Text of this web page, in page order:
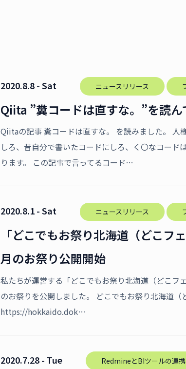
2020.8.8 - Sat ニュースリリース
Qiita ”糞コードは直すな。”を読ん
Qiitaの記事 糞コードは直すな。 を読みました。 人
しろ、昔自分で書いたコードにしろ、く〇なコード
ります。 この記事で言ってるコード…
2020.8.1 - Sat ニュースリリース
「どこでもお祭り北海道（どこフ
月のお祭り公開開始
私たちが運営する「どこでもお祭り北海道（どこフ
のお祭りを公開しました。 どこでもお祭り北海道（
https://hokkaido.dok…
2020.7.28 - Tue
RedmineとBIツールの連携